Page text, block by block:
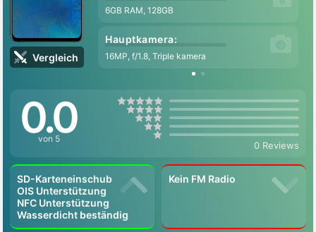
Vergleich
6GB RAM, 128GB
Hauptkamera:
16MP, f/1.8, Triple kamera
0.0
von 5
0 Reviews
SD-Karteneinschub
OIS Unterstützung
NFC Unterstützung
Wasserdicht beständig
Kein FM Radio